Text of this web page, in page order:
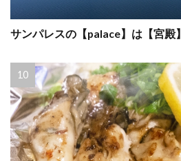
サンパレスの【palace】は【宮殿】